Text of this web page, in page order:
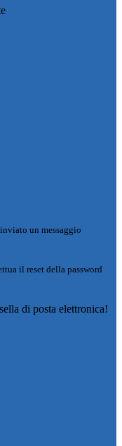
un messaggio
il reset della password
di posta elettronica!